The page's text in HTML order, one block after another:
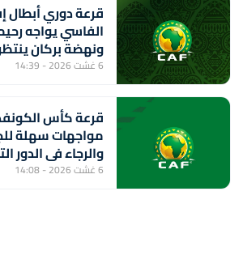
قرعة دوري أبطال
الفاسي يواجه
ونهضة بركان
ستار سبور
6 غشت 2026 - 14:39
قرعة كأس
مواجهات سهلة
والرجاء في الدور
6 غشت 2026 - 14:08